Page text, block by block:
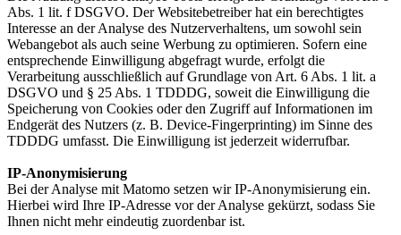
Abs. 1 lit. f DSGVO. Der Websitebetreiber hat ein berechtigtes
Interesse an der Analyse des Nutzerverhaltens, um sowohl sein
Webangebot als auch seine Werbung zu optimieren. Sofern eine
entsprechende Einwilligung abgefragt wurde, erfolgt die
Verarbeitung ausschließlich auf Grundlage von Art. 6 Abs. 1 lit. a
DSGVO und § 25 Abs. 1 TDDDG, soweit die Einwilligung die
Speicherung von Cookies oder den Zugriff auf Informationen im
Endgerät des Nutzers (z. B. Device-Fingerprinting) im Sinne des
TDDDG umfasst. Die Einwilligung ist jederzeit widerrufbar.
IP-Anonymisierung
Bei der Analyse mit Matomo setzen wir IP-Anonymisierung ein.
Hierbei wird Ihre IP-Adresse vor der Analyse gekürzt, sodass Sie
Ihnen nicht mehr eindeutig zuordenbar ist.